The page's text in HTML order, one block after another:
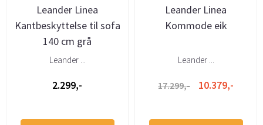
Leander Linea
Kantbeskyttelse til sofa
140 cm grå
Leander ...
2.299,-
Leander Linea
Kommode eik
Leander ...
17.299,- 10.379,-